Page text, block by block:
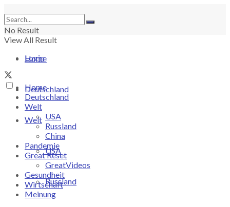
No Result
View All Result
Login
Home
Deutschland
Welt
USA
Russland
Home
Deutschland
Welt
USA
Russland
China
Pandemie
Great Reset
GreatVideos
Gesundheit
Wirtschaft
Meinung